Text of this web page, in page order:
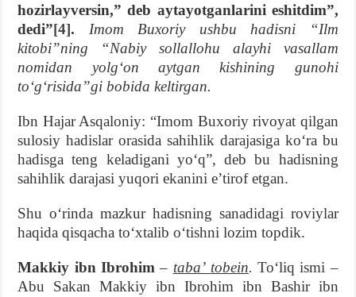
hozirlayversin,” deb aytayotganlarini eshitdim”,
dedi”[4]. Imom Buxoriy ushbu hadisni “Ilm
kitobi”ning “Nabiy sollallohu alayhi vasallam
nomidan yolgʻon aytgan kishining gunohi
toʻgʻrisida”gi bobida keltirgan.
Ibn Hajar Asqaloniy: “Imom Buxoriy rivoyat qilgan
sulosiy hadislar orasida sahihlik darajasiga koʻra bu
hadisga teng keladigani yoʻq”, deb bu hadisning
sahihlik darajasi yuqori ekanini eʼtirof etgan.
Shu oʻrinda mazkur hadisning sanadidagi roviylar
haqida qisqacha toʻxtalib oʻtishni lozim topdik.
Makkiy ibn Ibrohim– tabaʼ tobein.Toʻliq ismi –
Abu Sakan Makkiy ibn Ibrohim ibn Bashir ibn